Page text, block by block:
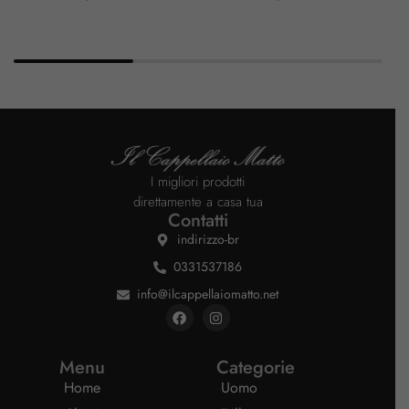
I migliori prodotti
direttamente a casa tua
Contatti
indirizzo-br
0331537186
info@ilcappellaiomatto.net
Menu
Home
Categorie
Uomo